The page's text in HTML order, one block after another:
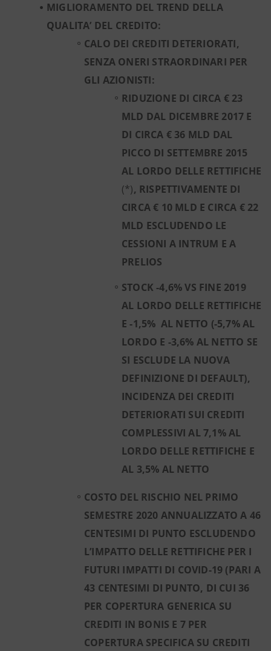
MIGLIORAMENTO DEL TREND DELLA
QUALITA’ DEL CREDITO:
CALO DEI CREDITI DETERIORATI,
SENZA ONERI STRAORDINARI PER
GLI AZIONISTI:
RIDUZIONE DI CIRCA € 23
MLD DAL DICEMBRE 2017 E
DI CIRCA € 36 MLD DAL
PICCO DI SETTEMBRE 2015
AL LORDO DELLE RETTIFICHE
(*), RISPETTIVAMENTE DI
CIRCA € 10 MLD E CIRCA € 22
MLD ESCLUDENDO LE
CESSIONI A INTRUM E A
PRELIOS
STOCK -4,6% VS FINE 2019
AL LORDO DELLE RETTIFICHE
E -1,5% AL NETTO (-5,7% AL
LORDO E -3,6% AL NETTO SE
SI ESCLUDE LA NUOVA
DEFINIZIONE DI DEFAULT),
INCIDENZA DEI CREDITI
DETERIORATI SUI CREDITI
COMPLESSIVI AL 7,1% AL
LORDO DELLE RETTIFICHE E
AL 3,5% AL NETTO
COSTO DEL RISCHIO NEL PRIMO
SEMESTRE 2020 ANNUALIZZATO A 46
CENTESIMI DI PUNTO ESCLUDENDO
L’IMPATTO DELLE RETTIFICHE PER I
FUTURI IMPATTI DI COVID-19 (PARI A
43 CENTESIMI DI PUNTO, DI CUI 36
PER COPERTURA GENERICA SU
CREDITI IN BONIS E 7 PER
COPERTURA SPECIFICA SU CREDITI